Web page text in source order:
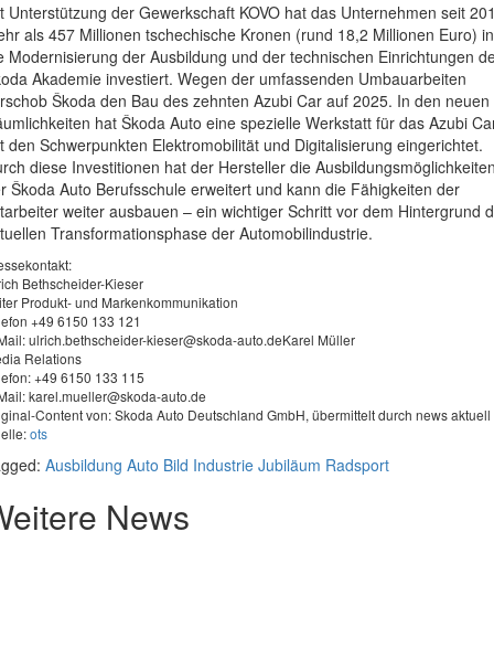
Unterstützung der Gewerkschaft KOVO hat das Unternehmen seit
als 457 Millionen tschechische Kronen (rund 18,2 Millionen Euro) in
Modernisierung der Ausbildung und der technischen Einrichtungen
Akademie investiert. Wegen der umfassenden Umbauarbeiten
Škoda den Bau des zehnten Azubi Car auf 2025. In den neuen
hat Škoda Auto eine spezielle Werkstatt für das Azubi
den Schwerpunkten Elektromobilität und Digitalisierung eingerichtet.
diese Investitionen hat der Hersteller die
Škoda Auto Berufsschule erweitert und kann die Fähigkeiten der
weiter ausbauen – ein wichtiger Schritt vor dem Hintergrund
Transformationsphase der Automobilindustrie.
Bethscheider-Kieser
Produkt- und Markenkommunikation
+49 6150 133 121
ulrich.bethscheider-kieser@skoda-auto.deKarel Müller
Relations
+49 6150 133 115
karel.mueller@skoda-auto.de
Content von: Skoda Auto Deutschland GmbH, übermittelt durch news aktuell
ots
Ausbildung Auto Bild Industrie Jubiläum Radsport
News